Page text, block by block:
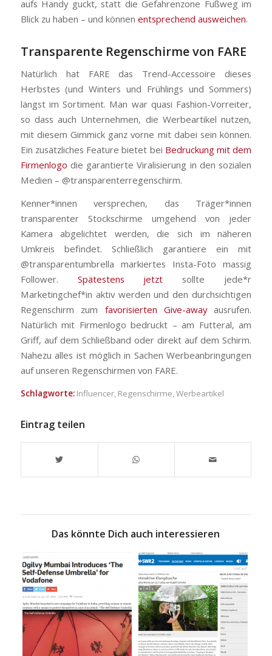
aufs Handy guckt, statt die Gefahrenzone Fußweg im
Blick zu haben – und können entsprechend ausweichen.
Transparente Regenschirme von FARE
Natürlich hat FARE das Trend-Accessoire dieses
Herbstes (und Winters und Frühlings und Sommers)
längst im Sortiment. Man war quasi Fashion-Vorreiter,
so dass auch Unternehmen, die Werbeartikel nutzen,
mit diesem Gimmick ganz vorne mit dabei sein können.
Ein zusätzliches Feature bietet bei Bedruckung mit dem
Firmenlogo die garantierte Viralisierung in den sozialen
Medien – @transparenterregenschirm.
Kenner*innen versprechen, das Träger*innen
transparenter Stockschirme umgehend von jeder
Kamera abgelichtet werden, die sich im näheren
Umkreis befindet. Schließlich garantiere ein mit
@transparentumbrella markiertes Insta-Foto massig
Follower. Spätestens jetzt sollte jede*r
Marketingchef*in aktiv werden und den durchsichtigen
Regenschirm zum favorisierten Give-awayausrufen.
Natürlich mit Firmenlogo bedruckt – am Futteral, am
Griff, auf dem Schließband oder direkt auf dem Schirm.
Nahezu alles ist möglich in Sachen Werbeanbringungen
auf unseren Regenschirmen von FARE.
Schlagworte: Influencer, Regenschirme Werbeartikel
Eintrag teilen
Das könnte Dich auch interessieren